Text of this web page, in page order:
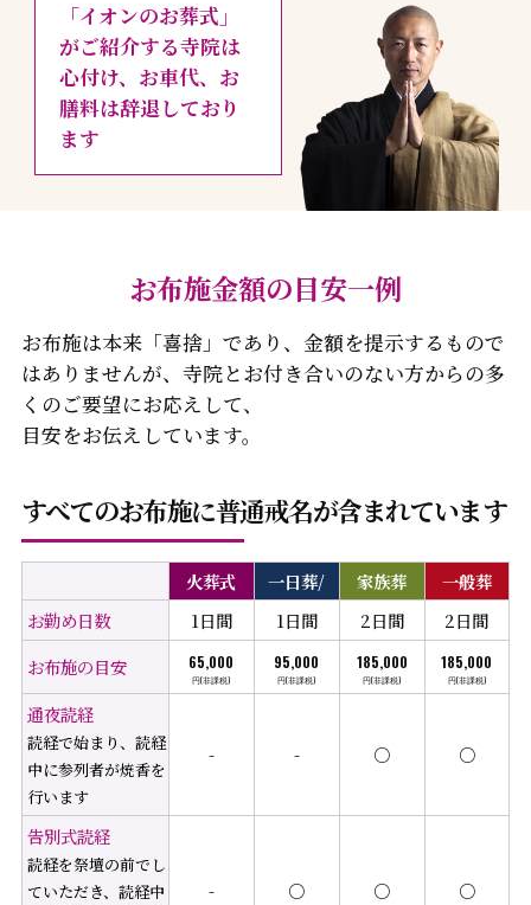
「イオンのお葬式」
がご紹介する寺院は
心付け、お車代、お
膳料は辞退しており
ます
お布施金額の目安一例
お布施は本来「喜捨」であり、金額を提示するもので
はありませんが、寺院とお付き合いのない方からの多
くのご要望にお応えして、
目安をお伝えしています。
すべてのお布施に普通戒名が含まれています
火葬式 一日葬/ 家族葬
一般葬
お勤め日数
1日間 1日間 2日間
2日間
お布施の目安
65,000 95,000 185,000 185,000
通夜読経
読経で始まり、読経
中に参列者が焼香を
行います
- - ○ ○
告別式読経
読経を祭壇の前でし
ていただき、読経中
- ○ ○ ○